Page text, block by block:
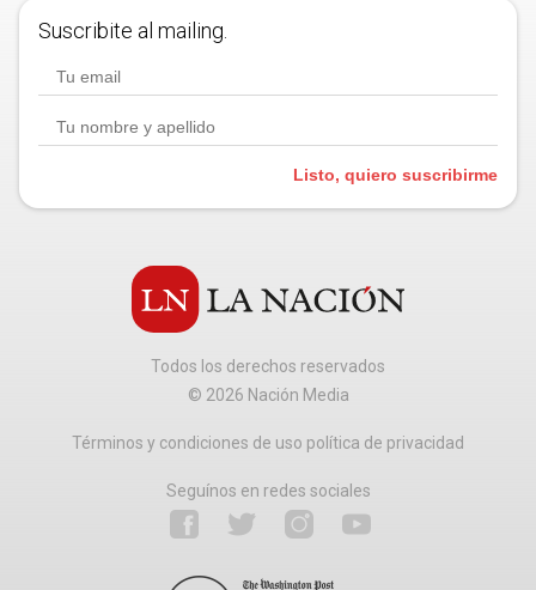
Suscribite al mailing.
Listo, quiero suscribirme
Todos los derechos reservados
© 2026 Nación Media
Términos y condiciones de uso política de privacidad
Seguínos en redes sociales